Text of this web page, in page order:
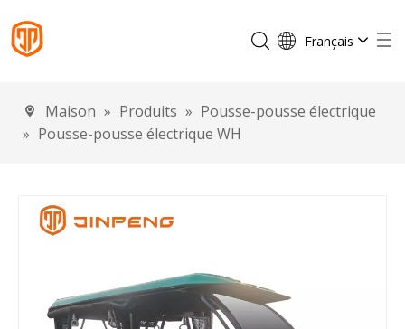
Français
Português
Maison » Produits » Pousse-pousse électrique
» Pousse-pousse électrique WH